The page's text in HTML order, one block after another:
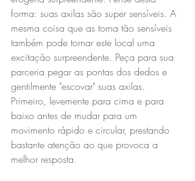
forma: suas axilas são super sensíveis. A
mesma coisa que as torna tão sensíveis
também pode tornar este local uma
excitação surpreendente. Peça para sua
parceria pegar as pontas dos dedos e
gentilmente "escovar" suas axilas.
Primeiro, levemente para cima e para
baixo antes de mudar para um
movimento rápido e circular, prestando
bastante atenção ao que provoca a
melhor resposta.